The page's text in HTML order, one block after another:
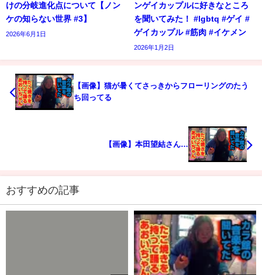
けの分岐進化点について【ノン
ケの知らない世界 #3】
2026年6月1日
ンゲイカップルに好きなところ
を聞いてみた！ #lgbtq #ゲイ #
ゲイカップル #筋肉 #イケメン
2026年1月2日
【画像】猫が暑くてさっきからフローリングのたう
ち回ってる
【画像】本田望結さん…
おすすめの記事